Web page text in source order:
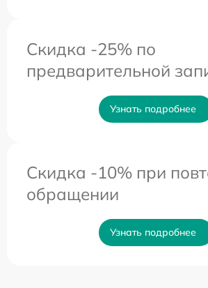
Скидка -25% по
предварительной
Узнать подробнее
Скидка -10% при
обращении
Узнать подробнее